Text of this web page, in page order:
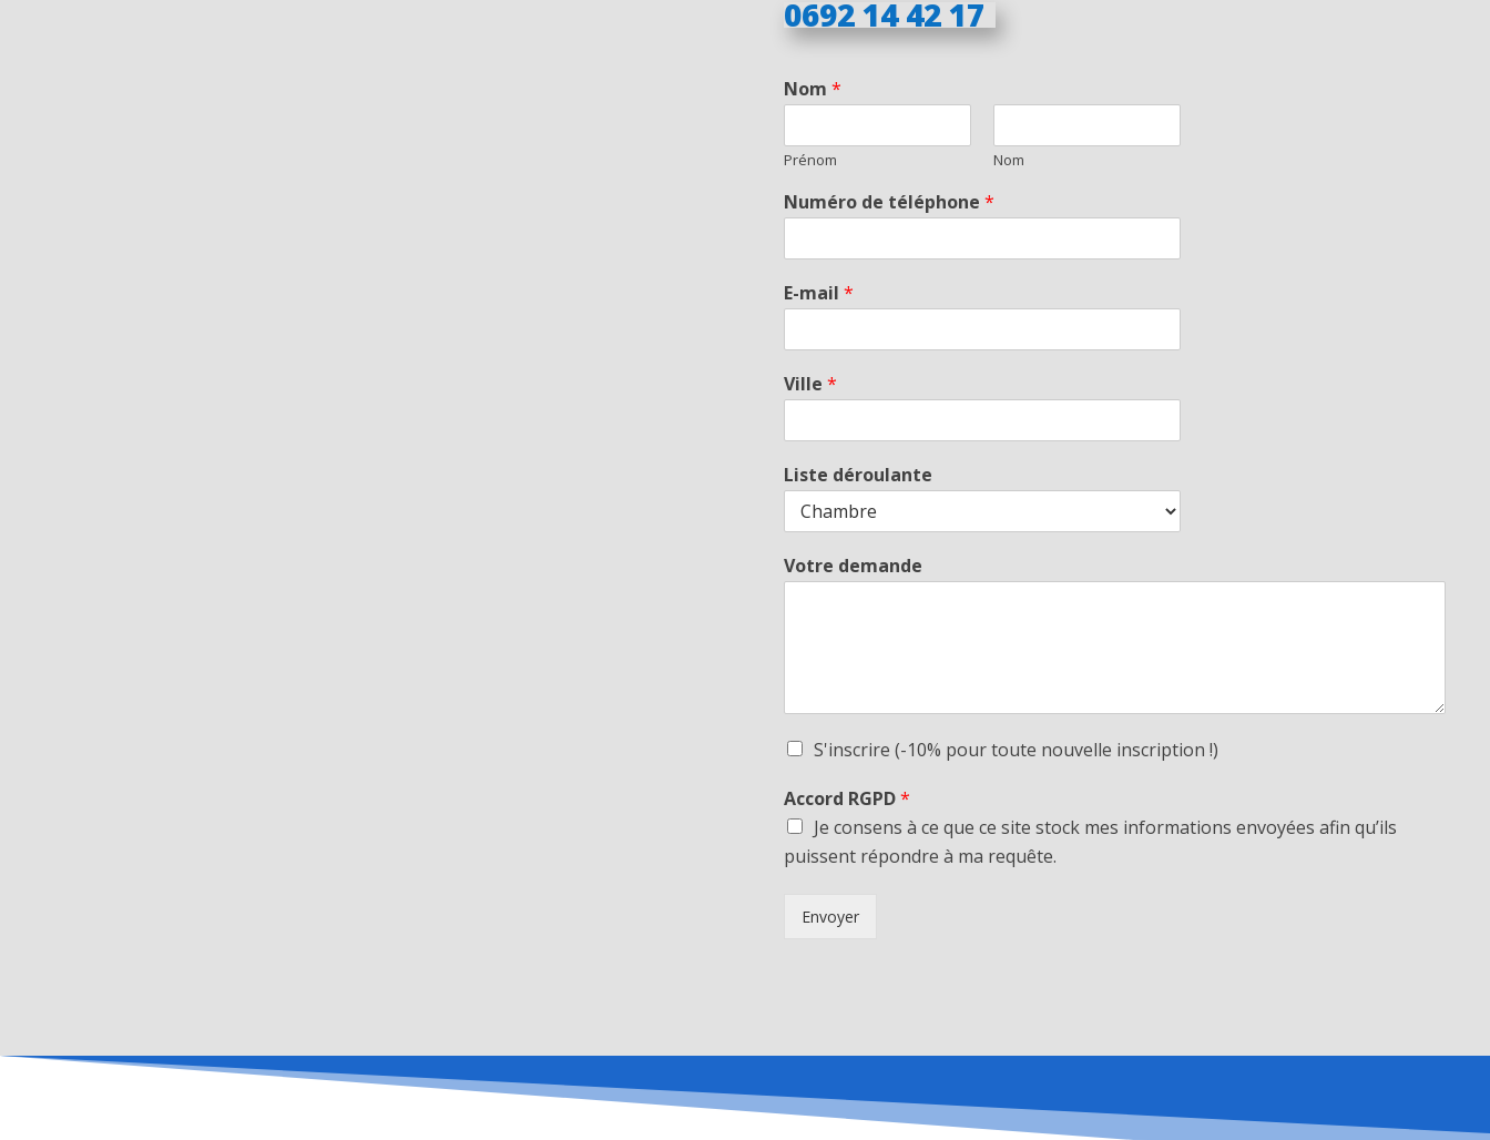
0692 14 42 17
Nom *
Prénom Nom
Numéro de téléphone *
E-mail *
Ville *
Liste déroulante
Votre demande
S'inscrire (-10% pour toute nouvelle inscription !)
Accord RGPD*
Je consens à ce que ce site stock mes informations envoyées afin qu’ils
puissent répondre à ma requête.
Envoyer